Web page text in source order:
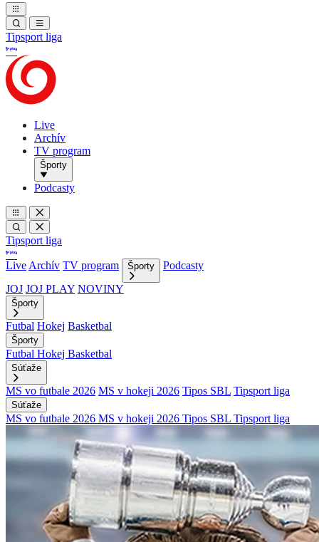
Tipsport liga
Live
Archív
TV program
Športy
Podcasty
Tipsport liga
Live Archív TV program Športy
Podcasty
JOJ JOJ PLAY NOVINY
Športy
Futbal Hokej Basketbal
Športy
Futbal Hokej Basketbal
Súťaže
MS vo futbale 2026 MS v hokeji 2026 Tipos SBL Tipsport liga
Súťaže
MS vo futbale 2026 MS v hokeji 2026 Tipos SBL Tipsport liga